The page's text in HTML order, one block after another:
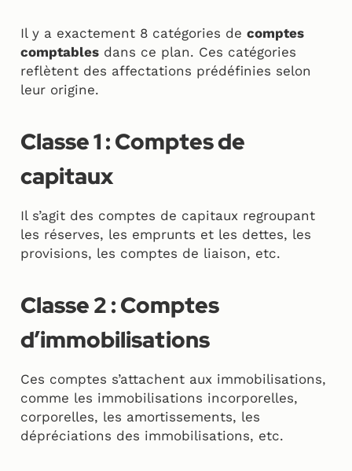
Il y a exactement 8 catégories de comptes
comptables dans ce plan. Ces catégories
reflètent des affectations prédéfinies selon
leur origine.
Classe 1 : Comptes de
capitaux
Il s’agit des comptes de capitaux regroupant
les réserves, les emprunts et les dettes, les
provisions, les comptes de liaison, etc.
Classe 2 : Comptes
d’immobilisations
Ces comptes s’attachent aux immobilisations,
comme les immobilisations incorporelles,
corporelles, les amortissements, les
dépréciations des immobilisations, etc.